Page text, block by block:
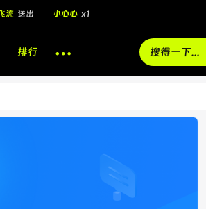
流 送出 小心心 x1
酷盖墨镜
送出 小心心 x1
排行